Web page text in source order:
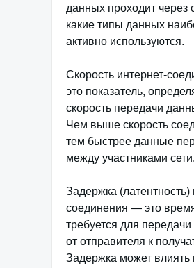
данных проходит через
какие типы данных
активно используются.
Скорость интернет-
это показатель,
скорость передачи
Чем выше скорость
тем быстрее данные
между участниками сети.
Задержка (латентность)
соединения — это
требуется для передачи
от отправителя к
Задержка может влиять